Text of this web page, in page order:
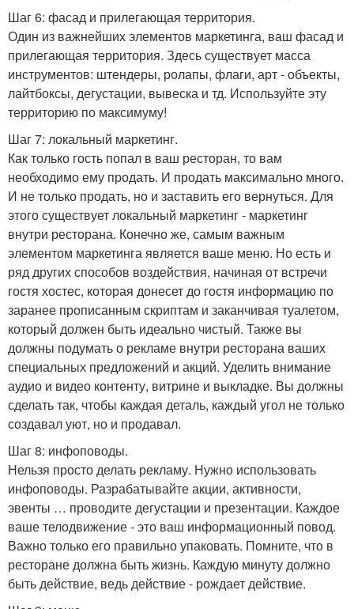
Шаг 6: фасад и прилегающая территория.
Один из важнейших элементов маркетинга, ваш фасад и
прилегающая территория. Здесь существует масса
инструментов: штендеры, ролапы, флаги, арт - объекты,
лайтбоксы, дегустации, вывеска и тд. Используйте эту
территорию по максимуму!
Шаг 7: локальный маркетинг.
Как только гость попал в ваш ресторан, то вам
необходимо ему продать. И продать максимально много.
И не только продать, но и заставить его вернуться. Для
этого существует локальный маркетинг - маркетинг
внутри ресторана. Конечно же, самым важным
элементом маркетинга является ваше меню. Но есть и
ряд других способов воздействия, начиная от встречи
гостя хостес, которая донесет до гостя информацию по
заранее прописанным скриптам и заканчивая туалетом,
который должен быть идеально чистый. Также вы
должны подумать о рекламе внутри ресторана ваших
специальных предложений и акций. Уделить внимание
аудио и видео контенту, витрине и выкладке. Вы должны
сделать так, чтобы каждая деталь, каждый угол не только
создавал уют, но и продавал.
Шаг 8: инфоповоды.
Нельзя просто делать рекламу. Нужно использовать
инфоповоды. Разрабатывайте акции, активности,
эвенты … проводите дегустации и презентации. Каждое
ваше телодвижение - это ваш информационный повод.
Важно только его правильно упаковать. Помните, что в
ресторане должна быть жизнь. Каждую минуту должно
быть действие, ведь действие - рождает действие.